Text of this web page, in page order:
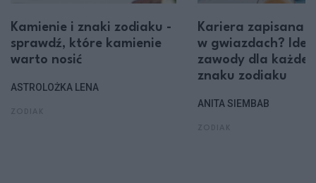
Kamienie i znaki zodiaku -
sprawdź, które kamienie
warto nosić
ASTROLOŻKA LENA
Kariera zapisana
w gwiazdach?
zawody dla
znaku zodiaku
ANITA SIEMBAB